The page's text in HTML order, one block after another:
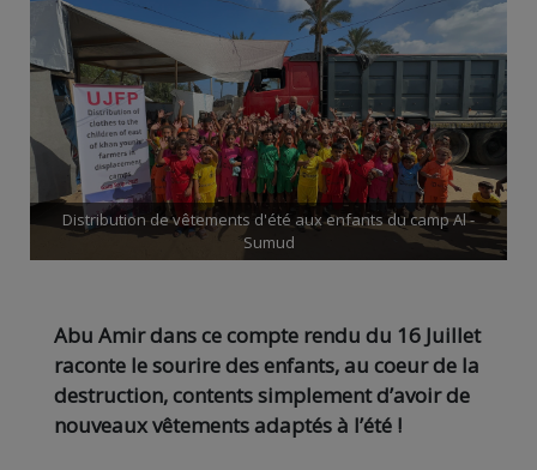
Distribution de vêtements d'été aux enfants du camp Al -
Sumud
Abu Amir dans ce compte rendu du 16 Juillet
raconte le sourire des enfants, au coeur de la
destruction, contents simplement d’avoir de
nouveaux vêtements adaptés à l’été !